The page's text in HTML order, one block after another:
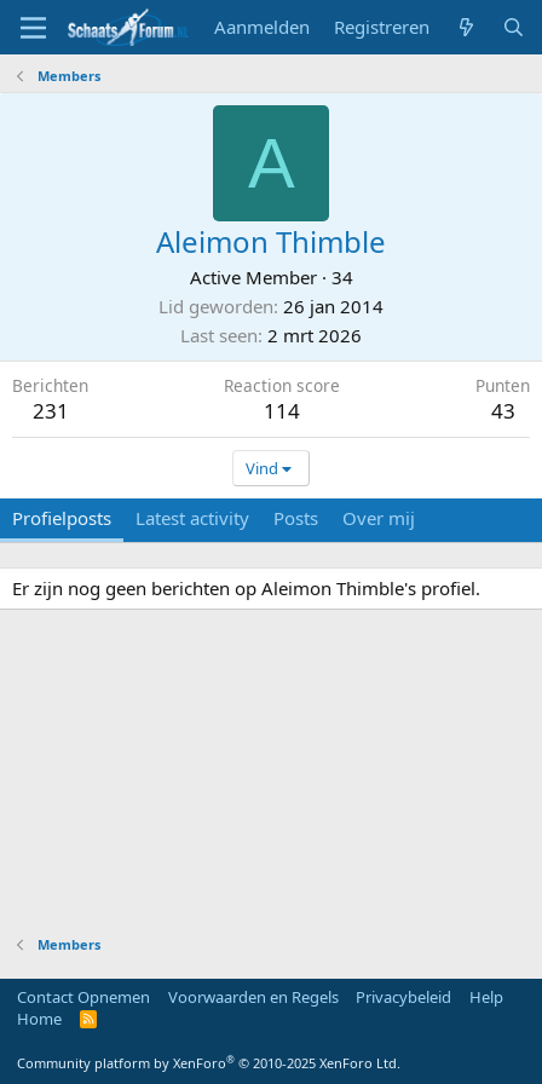
Aanmelden Registreren
Members
A
Aleimon Thimble
Active Member · 34
Lid geworden 26 jan 2014
Last seen 2 mrt 2026
Berichten
231
Reaction score
114
Punten
43
Vind
Profielposts Latest activity Posts Over mij
Er zijn nog geen berichten op Aleimon Thimble's profiel.
Members
Contact Opnemen Voorwaarden en Regels Privacybeleid
Help
Home
R
Community platform by XenForo® © 2010-2025 XenForo Ltd.